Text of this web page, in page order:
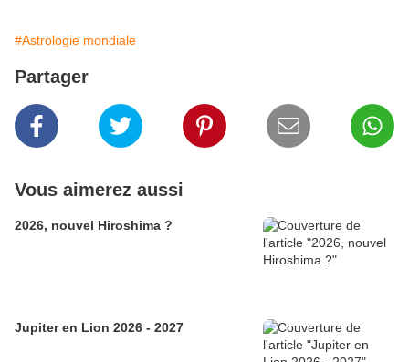
#Astrologie mondiale
Partager
Vous aimerez aussi
2026, nouvel Hiroshima ?
Jupiter en Lion 2026 - 2027